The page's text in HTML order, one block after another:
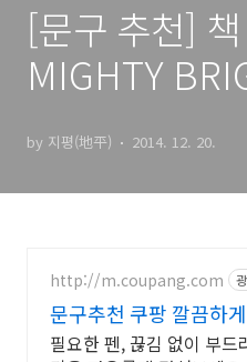
[문구 추천]
MIGHTY
by 지평(地平) 2014. 12. 20.
http://m.coupang.com
문구추천 쿠팡 깔끔하
필요한 펜, 끊김 없이 부